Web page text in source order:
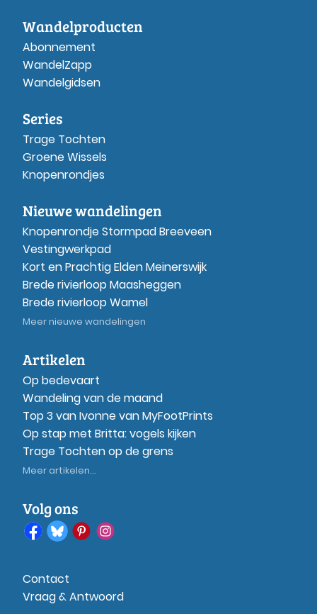
Wandelproducten
Abonnement
WandelZapp
Wandelgidsen
Series
Trage Tochten
Groene Wissels
Knopenrondjes
Nieuwe wandelingen
Knopenrondje Stormpad Breeveen
Vestingwerkpad
Kort en Prachtig Elden Meinerswijk
Brede rivierloop Maasheggen
Brede rivierloop Wamel
Meer nieuwe wandelingen
Artikelen
Op bedevaart
Wandeling van de maand
Top 3 van Ivonne van MyFootPrints
Op stap met Britta: vogels kijken
Trage Tochten op de grens
Meer artikelen...
Volg ons
Contact
Vraag & Antwoord